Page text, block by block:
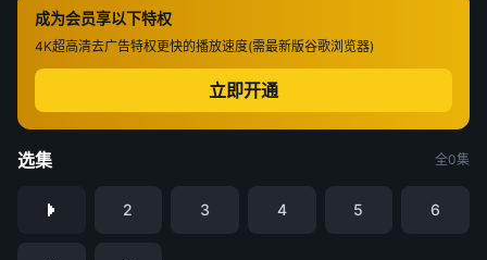
成为会员享以下特权
4K超高清去广告特权更快的播放速度(需最新版谷歌浏览器)
立即开通
选集 全0集
2 3 4 5 6